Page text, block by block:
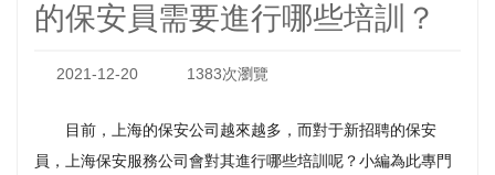
的保安員需要進行哪些培訓？
2021-12-20 1383次瀏覽
目前，上海的保安公司越來越多，而對于新招聘的保安
員，上海保安服務公司會對其進行哪些培訓呢？小編為此專門